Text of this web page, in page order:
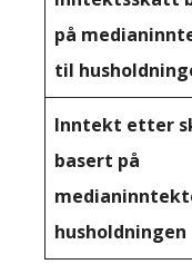
på
til
Inntekt etter
basert på
husholdningen